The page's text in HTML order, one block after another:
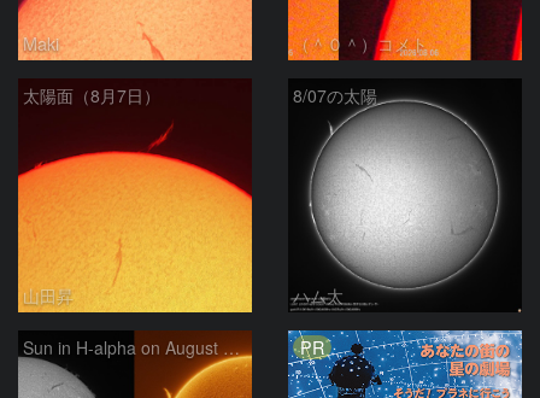
Maki （＾０＾）コメト
太陽面（8月7日）
山田昇
8/07の太陽
ハム太
Sun in H-alpha on August 7, 2026 PR